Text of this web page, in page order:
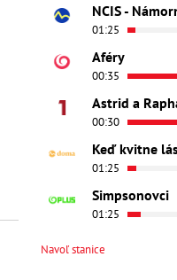
01:25
Aféry
00:35
Astrid a
00:30
Keď kvitne
01:25
Simpsonovci
01:25
Navoľ stanice